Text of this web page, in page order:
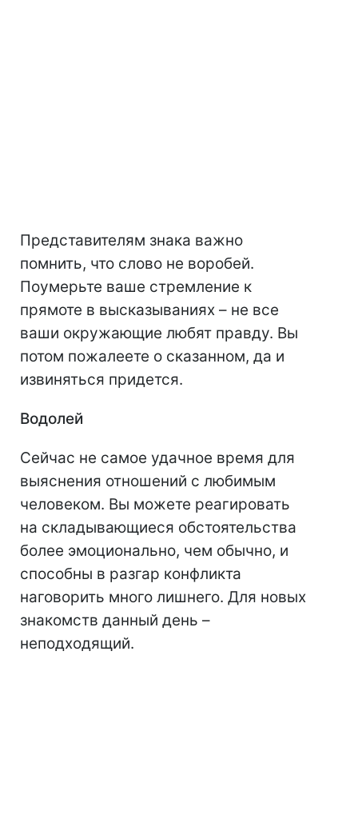
Представителям знака важно
помнить, что слово не воробей.
Поумерьте ваше стремление к
прямоте в высказываниях – не все
ваши окружающие любят правду. Вы
потом пожалеете о сказанном, да и
извиняться придется.
Водолей
Сейчас не самое удачное время для
выяснения отношений с любимым
человеком. Вы можете реагировать
на складывающиеся обстоятельства
более эмоционально, чем обычно, и
способны в разгар конфликта
наговорить много лишнего. Для новых
знакомств данный день –
неподходящий.